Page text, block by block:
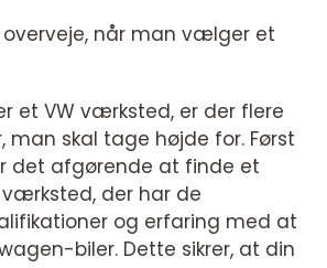
overveje, når man vælger et
et VW værksted, er der flere
man skal tage højde for. Først
det afgørende at finde et
der har de
og erfaring med at
biler. Dette sikrer, at din